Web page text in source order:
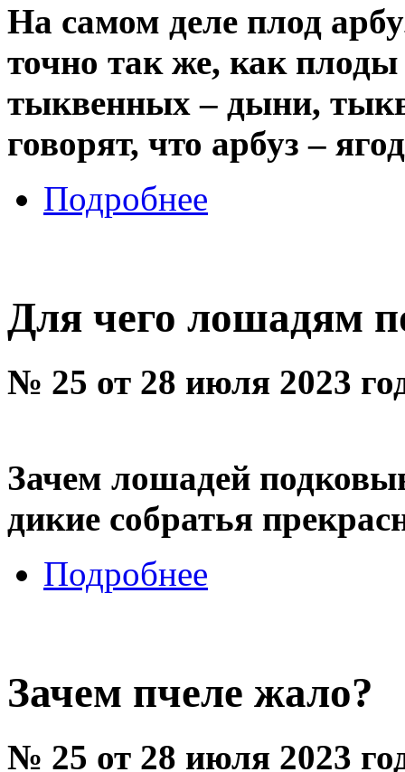
На самом деле плод
точно так же, как плоды
тыквенных – дыни,
говорят, что арбуз –
Подробнее
Для чего лошадям
№ 25 от 28 июля 2023
Зачем лошадей
дикие собратья
Подробнее
Зачем пчеле жало?
№ 25 от 28 июля 2023